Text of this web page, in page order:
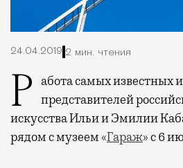
24.04.2019 2 мин. чтения
Работа самых известных и дорогих представителей
искусства Ильи и Эмилии
рядом с музеем«Гараж»с 6